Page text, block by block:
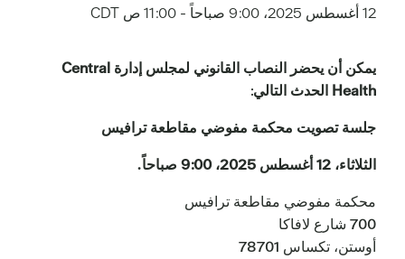
12 أغسطس 2025، 9:00 صباحاً - 11:00 ص CDT
يمكن أن يحضر النصاب القانوني لمجلس إدارة Central
Health الحدث التالي
:
جلسة تصويت محكمة مفوضي مقاطعة ترافيس
الثلاثاء، 12 أغسطس 2025، 9:00 صباحاً.
محكمة مفوضي مقاطعة ترافيس
700 شارع لافاكا
أوستن، تكساس 78701